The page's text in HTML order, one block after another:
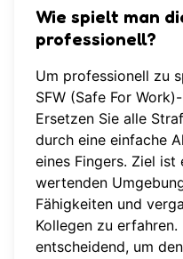
Wie spielt man
professionell?
Um professionell zu
SFW (Safe For
Ersetzen Sie alle
durch eine einfache
eines Fingers. Ziel
wertenden
Fähigkeiten und
Kollegen zu
entscheidend, um